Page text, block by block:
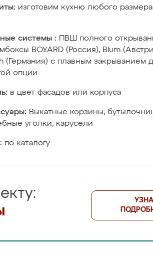
изготовим кухню любого размера
системы :
ПВШ полного
BOYARD (Россия), Blum
(Германия) с плавным закрыванием
опции
в цвет фасадов или корпуса
Выкатные корзины,
уголки, карусели
по каталогу